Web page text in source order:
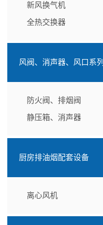
新风换气机
全热交换器
风阀、消声器、风口系列
防火阀、排烟阀
静压箱、消声器
厨房排油烟配套设备
离心风机